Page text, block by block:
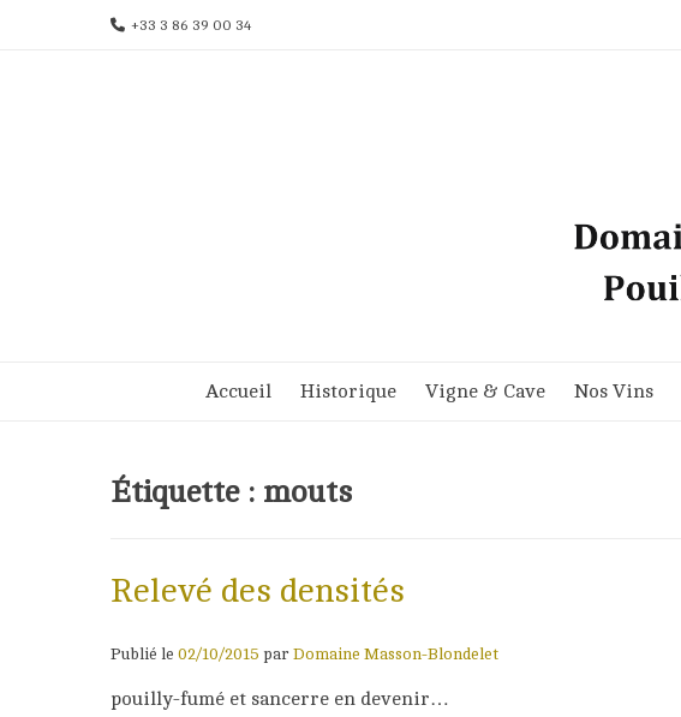
+33 3 86 39 00 34
Accueil Historique Vigne & Cave Nos Vins
Étiquette : mouts
Relevé des densités
Publié le 02/10/2015 par Domaine Masson-Blondelet
pouilly-fumé et sancerre en devenir…